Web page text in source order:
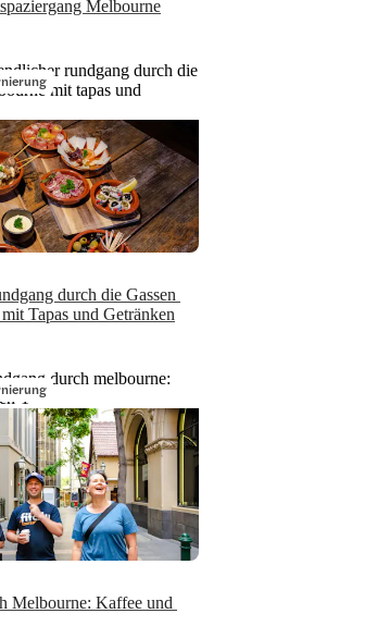
Melbourne
rundgang durch die
mit tapas und
durch die Gassen
Tapas und Getränken
durch melbourne:
1
Melbourne: Kaffee und